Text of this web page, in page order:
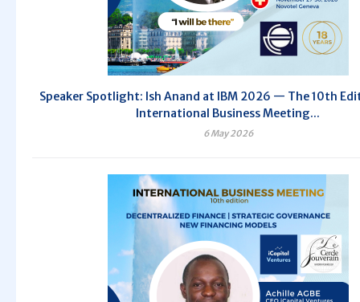
Speaker Spotlight: Ish Anand at IBM 2026 — The 10th
International Business Meeting...
6 May 2026